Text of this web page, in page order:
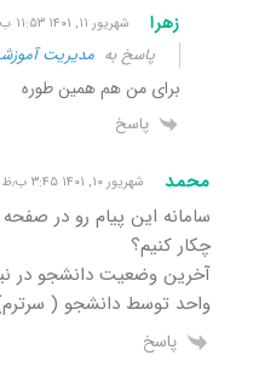
زهرا شهریور ۱۱, ۱۴۰۱ ۱۱:۵۳ ب٫ظ
پاسخ به مدیریت
برای من هم همین طوره
پاسخ
محمد شهریور ۱۰, ۱۴۰۱ ۳:۴۵ ب٫ظ
سامانه این پیام رو در
چکار کنیم؟
آخرین وضعیت دانشجو در
واحد توسط دانشجو (
پاسخ